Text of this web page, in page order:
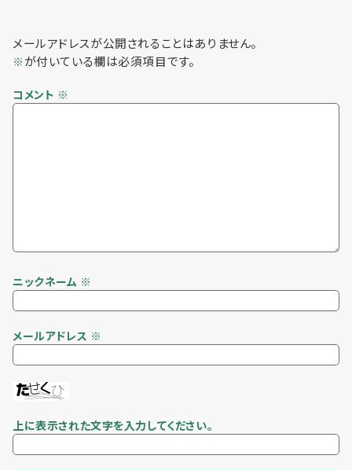
メールアドレスが公開されることはありません。
※ が付いている欄は必須項目です。
コメント ※
ニックネーム ※
メールアドレス ※
上に表示された文字を入力してください。